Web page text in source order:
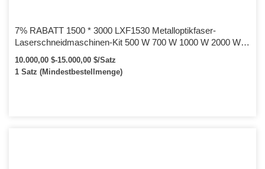
7% RABATT 1500 * 3000 LXF1530 Metalloptikfaser-
Laserschneidmaschinen-Kit 500 W 700 W 1000 W 2000 W
3000 W 4000 W Preis zum Verkauf
10.000,00 $-15.000,00 $/Satz
1 Satz (Mindestbestellmenge)